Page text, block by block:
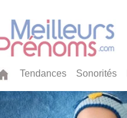
Tendances Sonorités